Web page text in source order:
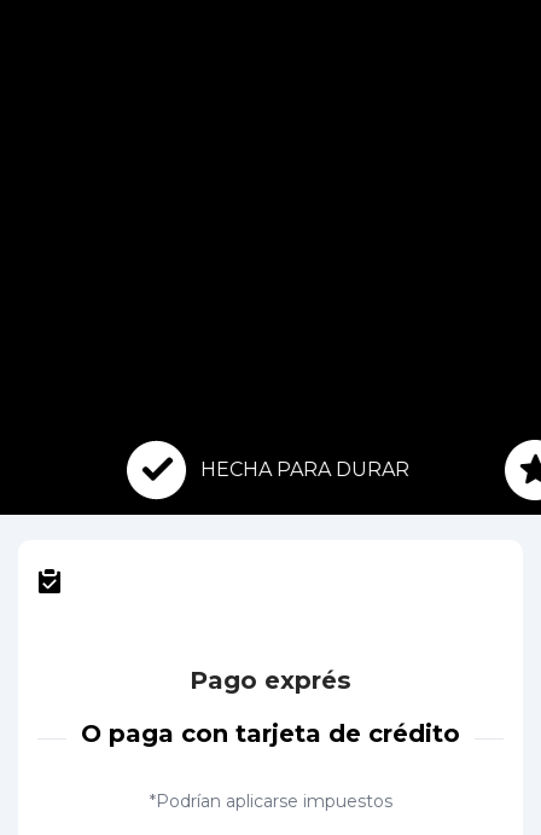
HECHA PARA DURAR
Pago exprés
O paga con tarjeta de crédito
*Podrían aplicarse impuestos